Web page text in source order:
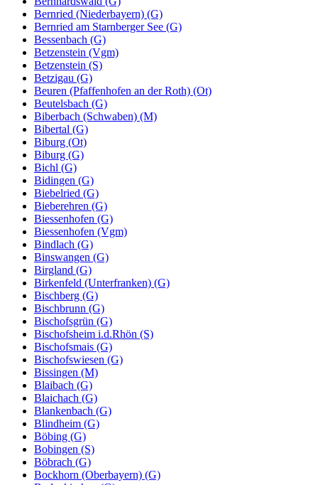
Bernried (Niederbayern) (G)
Bernried am Starnberger See (G)
Bessenbach (G)
Betzenstein (Vgm)
Betzenstein (S)
Betzigau (G)
Beuren (Pfaffenhofen an der Roth) (Ot)
Beutelsbach (G)
Biberbach (Schwaben) (M)
Bibertal (G)
Biburg (Ot)
Biburg (G)
Bichl (G)
Bidingen (G)
Biebelried (G)
Bieberehren (G)
Biessenhofen (G)
Biessenhofen (Vgm)
Bindlach (G)
Binswangen (G)
Birgland (G)
Birkenfeld (Unterfranken) (G)
Bischberg (G)
Bischbrunn (G)
Bischofsgrün (G)
Bischofsheim i.d.Rhön (S)
Bischofsmais (G)
Bischofswiesen (G)
Bissingen (M)
Blaibach (G)
Blaichach (G)
Blankenbach (G)
Blindheim (G)
Böbing (G)
Bobingen (S)
Böbrach (G)
Bockhorn (Oberbayern) (G)